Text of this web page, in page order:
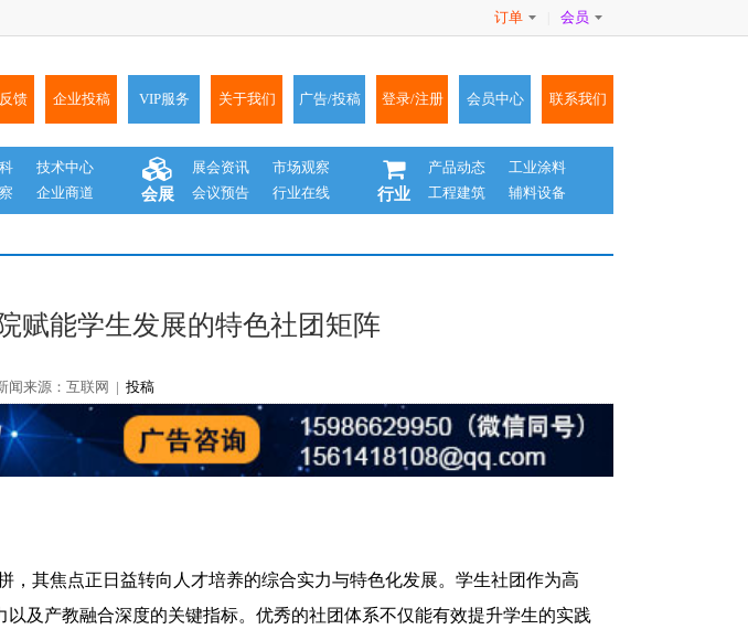
订单 会员
馈 企业投稿 VIP服务 关于我们 广告/投稿 登录/注册 会员中心 联系我们
技术中心
企业商道 会展
展会资讯
市场观察
会议预告
行业在线 行业
产品动态
工业涂料
工程建筑
辅料设备
赋能学生发展的特色社团矩阵
闻来源：互联网 | 投稿
其焦点正日益转向人才培养的综合实力与特色化发展。学生社团作为高
及产教融合深度的关键指标。优秀的社团体系不仅能有效提升学生的实践